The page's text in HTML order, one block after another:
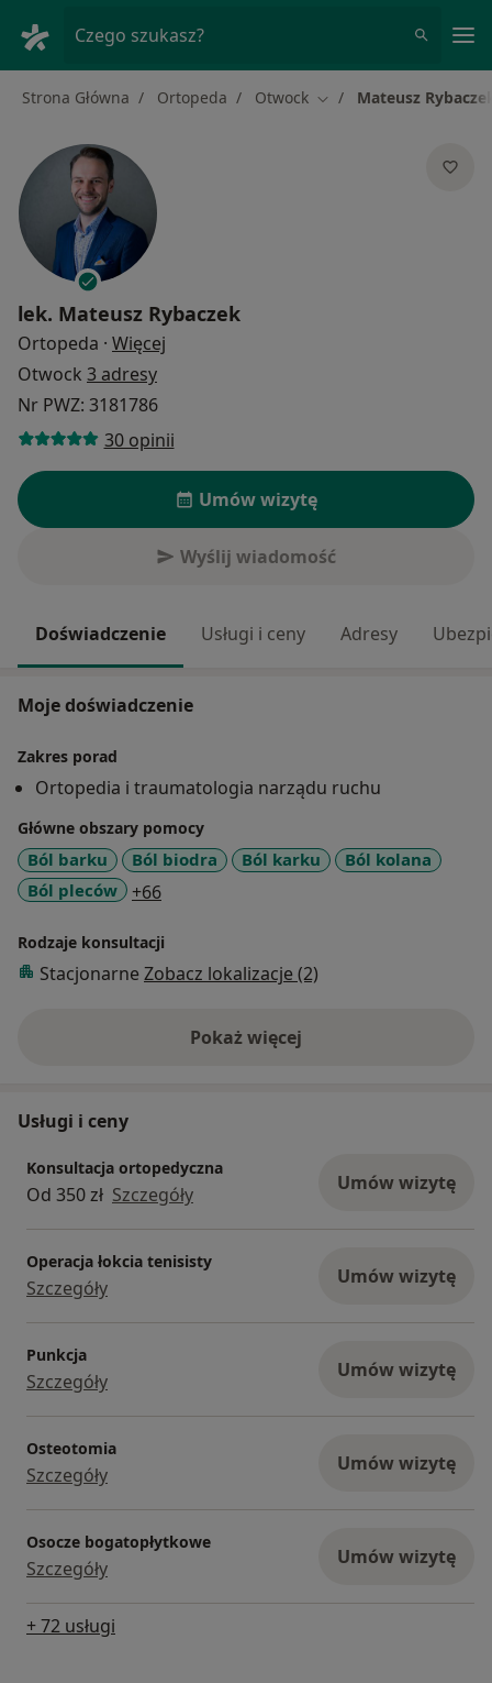
Czego szukasz?
Strona Główna Ortopeda Otwock Zmień miasto
Mateusz
lek. Mateusz Rybaczek
Ortopeda · Więcej
Otwock 3 adresy
Nr PWZ: 3181786
30 opinii
Umów wizytę
Wyślij wiadomość
Doświadczenie Usługi i ceny Adresy
Moje doświadczenie
Zakres porad
Ortopedia i traumatologia narządu ruchu
Główne obszary pomocy
Ból barku Ból biodra Ból karku
Ból kolana
Ból pleców
+66a11y_sr_more_diseases
Rodzaje konsultacji
Stacjonarne Zobacz lokalizacje (2)
Pokaż więcejo doświadczeniu
Usługi i ceny
Konsultacja ortopedyczna
Od 350 zł Szczegóły Umów wizytę
Operacja łokcia tenisisty
Szczegóły Umów wizytę
Punkcja
Szczegóły Umów wizytę
Osteotomia
Szczegóły Umów wizytę
Osocze bogatopłytkowe
Szczegóły Umów wizytę
+ 72 usługi